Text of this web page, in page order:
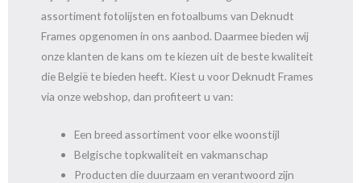
assortiment fotolijsten en fotoalbums van Deknudt
Frames opgenomen in ons aanbod. Daarmee bieden wij
onze klanten de kans om te kiezen uit de beste kwaliteit
die België te bieden heeft. Kiest u voor Deknudt Frames
via onze webshop, dan profiteert u van:
Een breed assortiment voor elke woonstijl
Belgische topkwaliteit en vakmanschap
Producten die duurzaam en verantwoord zijn